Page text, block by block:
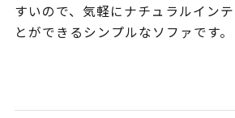
すいので、気軽にナチュラルイン
とができるシンプルなソファです。